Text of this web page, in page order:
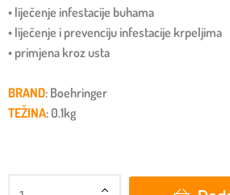
• liječenje infestacije buhama
• liječenje i prevenciju infestacije krpeljima
• primjena kroz usta
BRAND: Boehringer
TEŽINA: 0.1kg